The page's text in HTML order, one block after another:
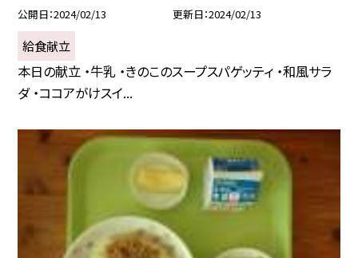
公開日 2024/02/13 更新日 2024/02/13
給食献立
本日の献立 ・牛乳 ・きのこのスープスパゲッティ ・和風サラ
ダ ・ココアがけスイ...